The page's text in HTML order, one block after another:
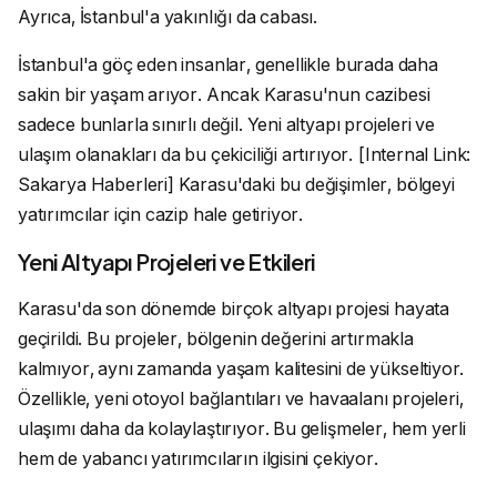
Ayrıca, İstanbul'a yakınlığı da cabası.
İstanbul'a göç eden insanlar, genellikle burada daha
sakin bir yaşam arıyor. Ancak Karasu'nun cazibesi
sadece bunlarla sınırlı değil. Yeni altyapı projeleri ve
ulaşım olanakları da bu çekiciliği artırıyor. [Internal Link:
Sakarya Haberleri] Karasu'daki bu değişimler, bölgeyi
yatırımcılar için cazip hale getiriyor.
Yeni Altyapı Projeleri ve Etkileri
Karasu'da son dönemde birçok altyapı projesi hayata
geçirildi. Bu projeler, bölgenin değerini artırmakla
kalmıyor, aynı zamanda yaşam kalitesini de yükseltiyor.
Özellikle, yeni otoyol bağlantıları ve havaalanı projeleri,
ulaşımı daha da kolaylaştırıyor. Bu gelişmeler, hem yerli
hem de yabancı yatırımcıların ilgisini çekiyor.